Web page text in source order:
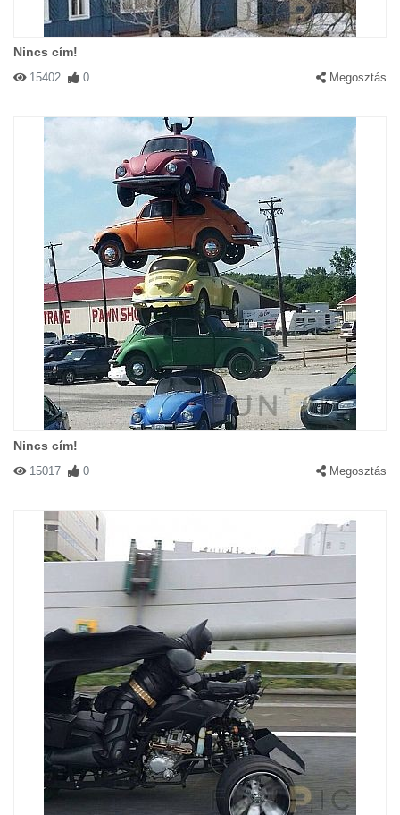
Nincs cím!
15402 0 Megosztás
Nincs cím!
15017 0 Megosztás